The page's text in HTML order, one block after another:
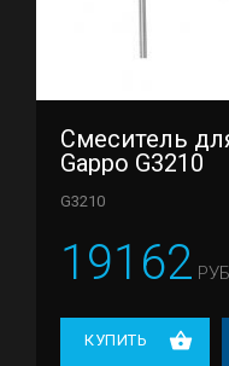
Смеситель
Gappo G3210
G3210
19162
КУПИТЬ